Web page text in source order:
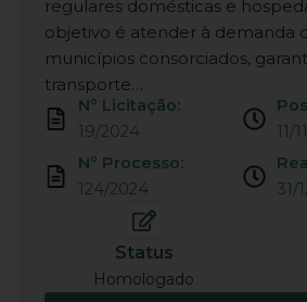
regulares domésticas e
objetivo é atender à demanda
municípios consorciados,
transporte…
Nº Licitação:
19/2024
Nº Processo:
124/2024
11/
31/
Status
Homologado